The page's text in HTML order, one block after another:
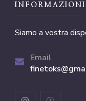
Siamo a vostra
Email